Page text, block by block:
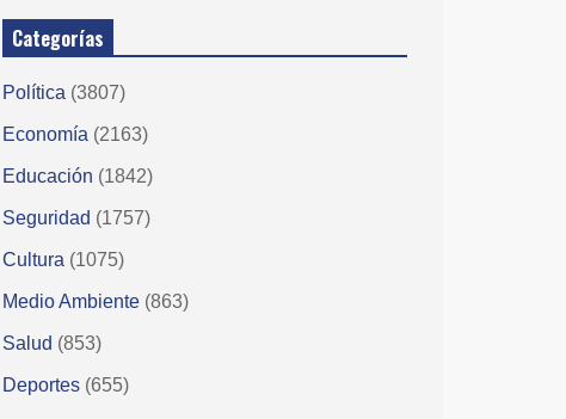
Categorías
Política (3807)
Economía (2163)
Educación (1842)
Seguridad (1757)
Cultura (1075)
Medio Ambiente (863)
Salud (853)
Deportes (655)